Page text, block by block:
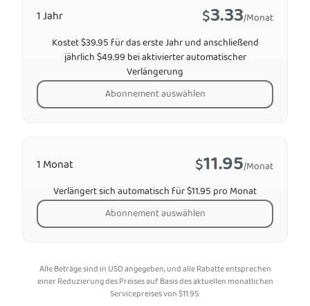
1 Monat $11.95/Monat
Verlängert sich automatisch für $11.95 pro Monat
Abonnement auswählen
1 Jahr $3.33/Monat
Kostet $39.95 für das erste Jahr und anschließend
jährlich $49.99 bei aktivierter automatischer
Verlängerung
Abonnement auswählen
Alle Beträge sind in USD angegeben, und alle Rabatte entsprechen
einer Reduzierung des Preises auf Basis des aktuellen monatlichen
Servicepreises von$11.95.